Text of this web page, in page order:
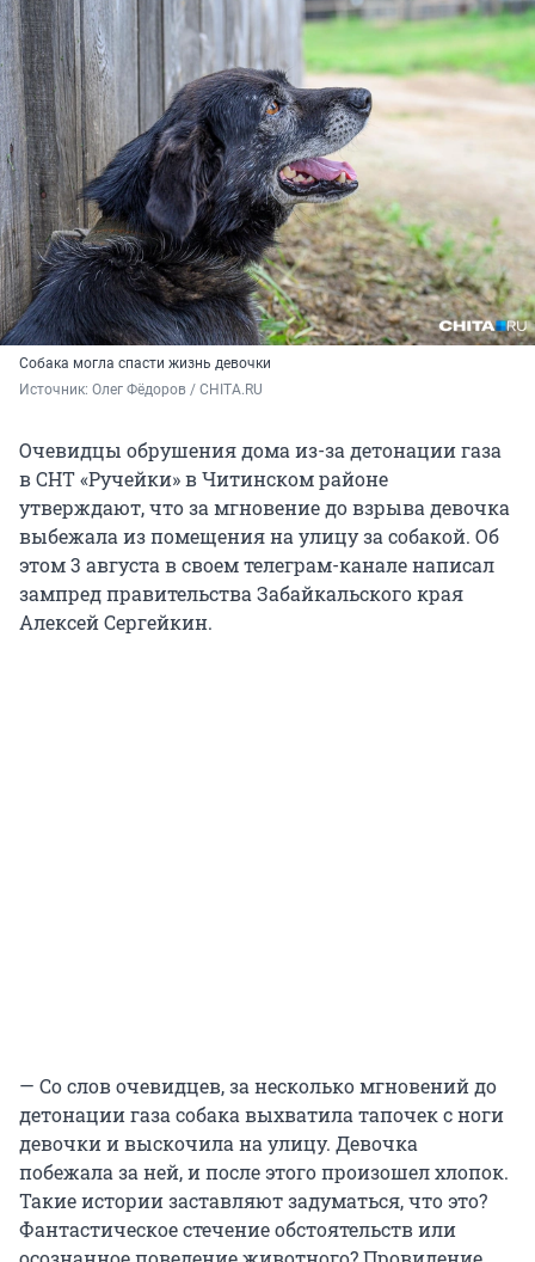
Собака могла спасти жизнь девочки
Источник: Олег Фёдоров / CHITA.RU
Очевидцы обрушения дома из-за детонации газа
в СНТ «Ручейки» в Читинском районе
утверждают, что за мгновение до взрыва девочка
выбежала из помещения на улицу за собакой. Об
этом 3 августа в своем телеграм-канале написал
зампред правительства Забайкальского края
Алексей Сергейкин.
— Со слов очевидцев, за несколько мгновений до
детонации газа собака выхватила тапочек с ноги
девочки и выскочила на улицу. Девочка
побежала за ней, и после этого произошел хлопок.
Такие истории заставляют задуматься, что это?
Фантастическое стечение обстоятельств или